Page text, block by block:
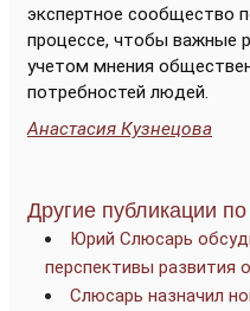
экспертное сообщество
процессе, чтобы важные
учетом мнения
потребностей людей.
Анастасия Кузнецова
Другие публикации
Юрий Слюсарь
перспективы развития
Слюсарь назначил